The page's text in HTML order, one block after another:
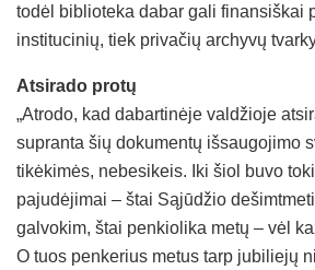
todėl biblioteka dabar gali finansiškai
institucinių, tiek privačių archyvų
Atsirado protų
„Atrodo, kad dabartinėje valdžioje
supranta šių dokumentų išsaugojimo
tikėkimės, nebesikeis. Iki šiol buvo
pajudėjimai – štai Sąjūdžio
galvokim, štai penkiolika metų – vėl
O tuos penkerius metus tarp jubiliejų